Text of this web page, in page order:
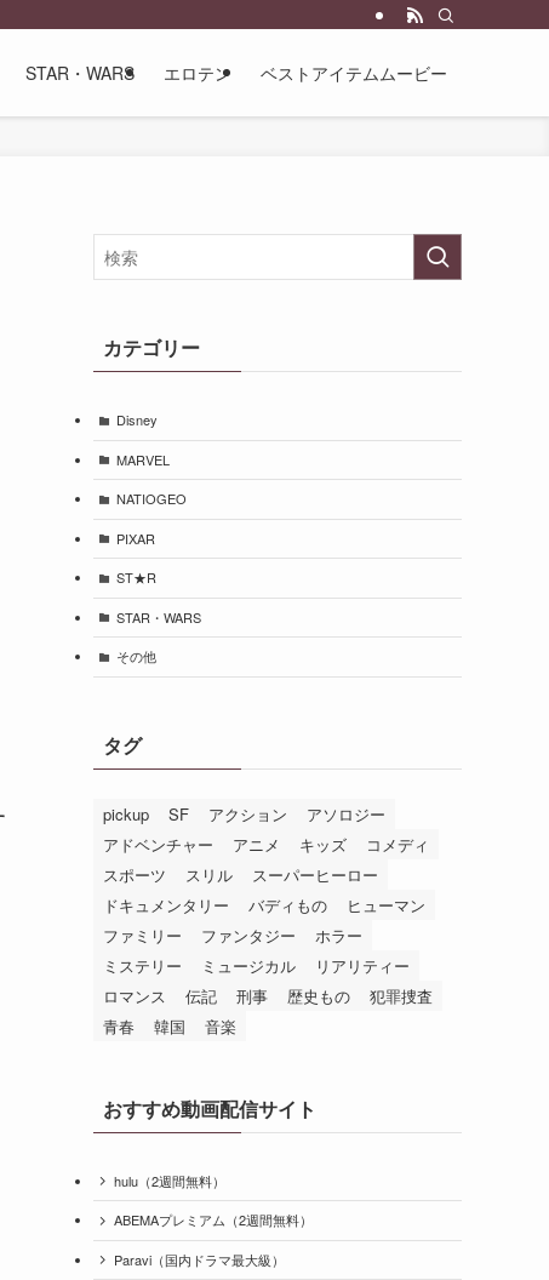
STAR・WARS エロテン ベストアイテムムービー
カテゴリー
Disney
MARVEL
NATIOGEO
PIXAR
ST★R
STAR・WARS
その他
タグ
pickup SF アクション
アソロジー
アドベンチャー
アニメ キッズ
コメディ
スポーツ
スリル
スーパーヒーロー
ドキュメンタリー
バディもの
ヒューマン
ファミリー
ファンタジー
ホラー
ミステリー
ミュージカル
リアリティー
ロマンス
伝記 刑事 歴史もの
犯罪捜査
青春
韓国 音楽
おすすめ動画配信サイト
hulu（2週間無料）
ABEMAプレミアム（2週間無料）
Paravi（国内ドラマ最大級）